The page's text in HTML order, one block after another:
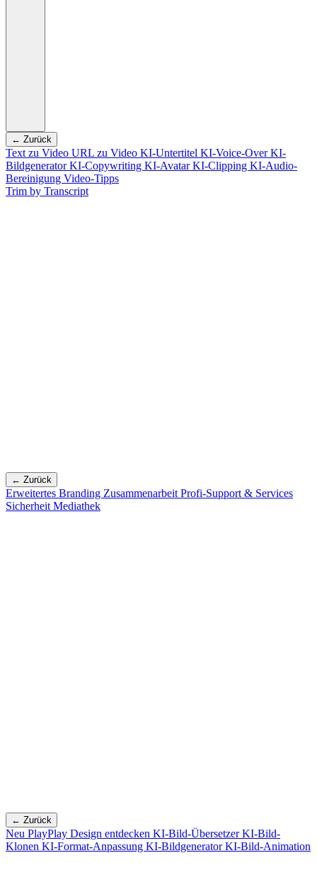
← Zurück
Text zu Video URL zu Video KI-Untertitel KI-Voice-OverKI-
BildgeneratorKI-Copywriting KI-AvatarKI-Clipping KI-Audio-
Bereinigung Video-Tipps
Trim by Transcript
← Zurück
Erweitertes Branding Zusammenarbeit Profi-Support & Services
Sicherheit Mediathek
← Zurück
Neu PlayPlay Design entdecken KI-Bild-ÜbersetzerKI-Bild-
Klonen KI-Format-Anpassung KI-BildgeneratorKI-Bild-Animation